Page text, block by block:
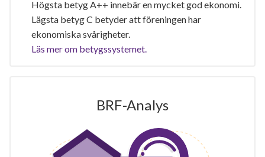
Högsta betyg A++ innebär en mycket god ekonomi.
Lägsta betyg C betyder att föreningen har
ekonomiska svårigheter.
Läs mer om betygssystemet.
BRF-Analys